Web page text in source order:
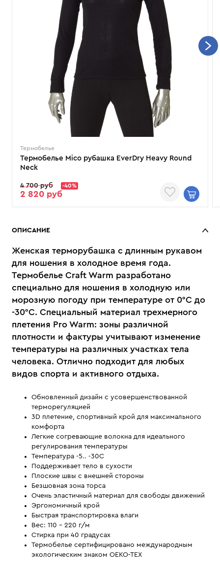
Термобелье
Термобелье Mico рубашка EverDry Heavy Round
Neck
4 700 руб -40%
2 820 руб
ОПИСАНИЕ
Женская терморубашка с длинным рукавом
для ношения в холодное время года.
Термобелье Craft Warm разработано
специально для ношения в холодную или
морозную погоду при температуре от 0°С до
-30°С. Специальный материал трехмерного
плетения Pro Warm: зоны различной
плотности и фактуры учитывают изменение
температуры на различных участках тела
человека. Отлично подходит для любых
видов спорта и активного отдыха.
Обновленный дизайн с усовершенствованной
терморегуляцией
3D плетение, спортивный крой для максимального
комфорта
Легкие согревающие волокна для идеального
регулирования температуры
Температура -5.. -30С
Поддерживает тело в сухости
Плоские швы с внешней стороны
Безшовная зона торса
Очень эластичный материал для свободы движений
Эргономичный крой
Быстрая транспортировка влаги
Вес: 110 - 220 г/м
Стирка при 40 градусах
Термобелье сертифицировано международным
экологическим знаком OEKO-TEX